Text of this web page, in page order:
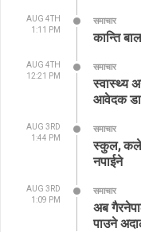
AUG 4TH
1:11 PM
समाचार
कान्ति
AUG 4TH
12:21 PM
समाचार
स्वास्थ्य
आवेदक डा.
AUG 3RD
1:44 PM
समाचार
स्कुल,
नपाईने
AUG 3RD
1:09 PM
समाचार
अब
पाउने